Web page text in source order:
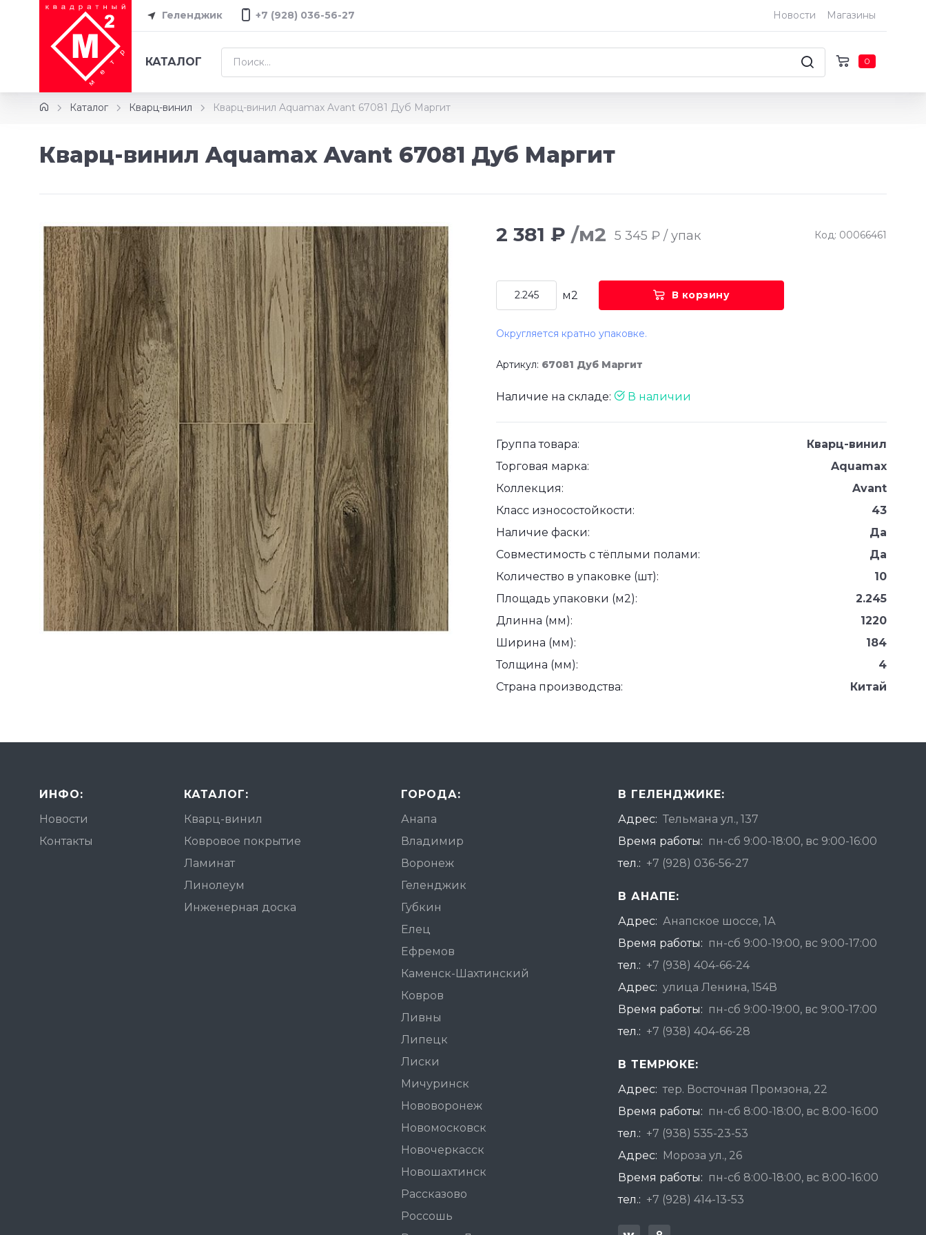
Геленджик +7 (928) 036-56-27 Новости Магазины
КАТАЛОГ 0
Каталог Кварц-винил Кварц-винил Aquamax Avant 67081 Дуб Маргит
Кварц-винил Aquamax Avant 67081 Дуб Маргит
2 381 ₽ /м2 5 345 ₽ / упак Код: 00066461
м2 В корзину
Округляется кратно упаковке.
Артикул: 67081 Дуб Маргит
Наличие на складе: В наличии
Группа товара:
Кварц-винил
Торговая марка:
Aquamax
Коллекция:
Avant
Класс износостойкости:
43
Наличие фаски:
Да
Совместимость с тёплыми полами:
Да
Количество в упаковке (шт):
10
Площадь упаковки (м2):
2.245
Длинна (мм):
1220
Ширина (мм):
184
Толщина (мм):
4
Страна производства:
Китай
ИНФО:
Новости
Контакты
КАТАЛОГ:
Кварц-винил
Ковровое покрытие
Ламинат
Линолеум
Инженерная доска
ГОРОДА:
Анапа
Владимир
Воронеж
Геленджик
Губкин
Елец
Ефремов
Каменск-Шахтинский
Ковров
Ливны
Липецк
Лиски
Мичуринск
Нововоронеж
Новомосковск
Новочеркасск
Новошахтинск
Рассказово
Россошь
В ГЕЛЕНДЖИКЕ:
Адрес: Тельмана ул., 137
Время работы: пн-сб 9:00-18:00, вс 9:00-16:00
тел.: +7 (928) 036-56-27
В АНАПЕ:
Адрес: Анапское шоссе, 1А
Время работы: пн-сб 9:00-19:00, вс 9:00-17:00
тел.: +7 (938) 404-66-24
Адрес: улица Ленина, 154В
Время работы: пн-сб 9:00-19:00, вс 9:00-17:00
тел.: +7 (938) 404-66-28
В ТЕМРЮКЕ:
Адрес: тер. Восточная Промзона, 22
Время работы: пн-сб 8:00-18:00, вс 8:00-16:00
тел.: +7 (938) 535-23-53
Адрес:
Мороза ул., 26
Время работы: пн-сб 8:00-18:00, вс 8:00-16:00
тел.: +7 (928) 414-13-53